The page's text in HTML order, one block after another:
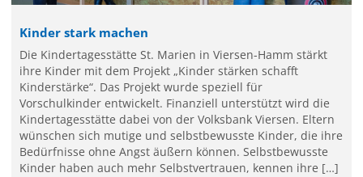
Kinder stark machen
Die Kindertagesstätte St. Marien in Viersen-Hamm stärkt
ihre Kinder mit dem Projekt „Kinder stärken schafft
Kinderstärke“. Das Projekt wurde speziell für
Vorschulkinder entwickelt. Finanziell unterstützt wird die
Kindertagesstätte dabei von der Volksbank Viersen. Eltern
wünschen sich mutige und selbstbewusste Kinder, die ihre
Bedürfnisse ohne Angst äußern können. Selbstbewusste
Kinder haben auch mehr Selbstvertrauen, kennen ihre […]